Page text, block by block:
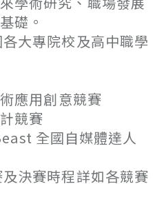
礎。
大專院校及高中職學
用創意競賽
競賽
全國自媒體達人
決賽時程詳如各競賽